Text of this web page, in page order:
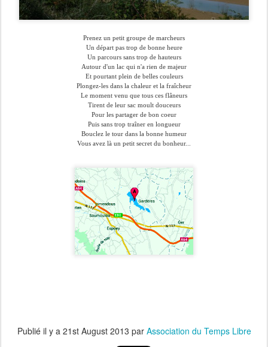
Prenez un petit groupe de marcheurs
Un départ pas trop de bonne heure
Un parcours sans trop de hauteurs
Autour d'un lac qui n'a rien de majeur
Et pourtant plein de belles couleurs
Plongez-les dans la chaleur et la fraîcheur
Le moment venu que tous ces flâneurs
Tirent de leur sac moult douceurs
Pour les partager de bon coeur
Puis sans trop traîner en longueur
Bouclez le tour dans la bonne humeur
Vous avez là un petit secret du bonheur...
Publié il y a 21st August 2013 par Association du Temps Libre